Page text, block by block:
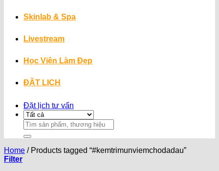
Skinlab & Spa
Livestream
Học Viện Làm Đẹp
ĐẶT LỊCH
Đặt lịch tư vấn
Search
for:
Home /Products tagged “#kemtrimunviemchodadau”
Filter